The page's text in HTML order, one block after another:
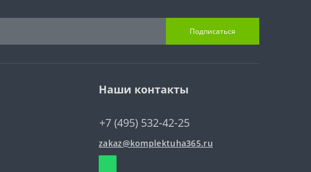
Подписаться
Наши контакты
+7 (495) 532-42-25
zakaz@komplektuha365.ru